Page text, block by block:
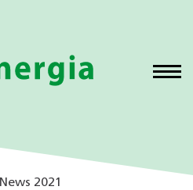
News 2021